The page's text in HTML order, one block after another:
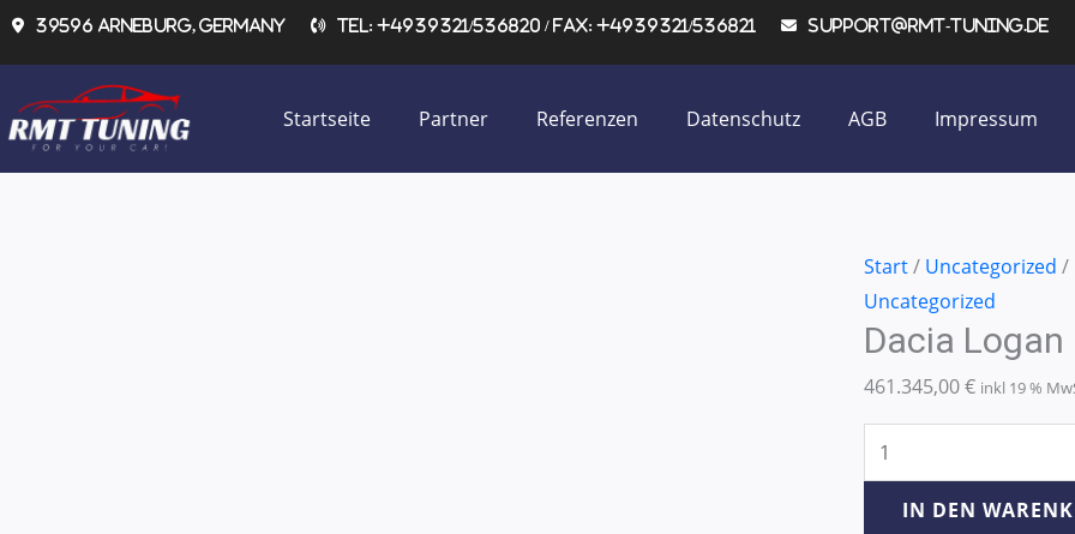
Zum39596 Arneburg, Germany Tel: +4939321/536820 / Fax: +4939321/536821 support@rmt-tuning.de
Startseite Partner Referenzen Datenschutz AGB Impressum
Start/ Uncategorized /
Uncategorized
Dacia Logan
461.345,00€ inkl 19 %
Dacia
Logan
1.5
65KW/88PS
Menge
IN DEN